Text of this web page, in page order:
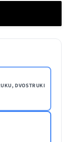
DVOSTRUKI